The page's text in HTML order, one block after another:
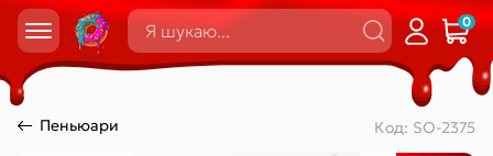
0
Пеньюари Код: SO-2375